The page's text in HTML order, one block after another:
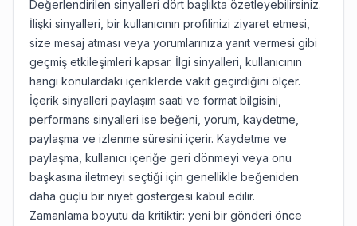
Değerlendirilen sinyalleri dört başlıkta özetleyebilirsiniz.
İlişki sinyalleri, bir kullanıcının profilinizi ziyaret etmesi,
size mesaj atması veya yorumlarınıza yanıt vermesi gibi
geçmiş etkileşimleri kapsar. İlgi sinyalleri, kullanıcının
hangi konulardaki içeriklerde vakit geçirdiğini ölçer.
İçerik sinyalleri paylaşım saati ve format bilgisini,
performans sinyalleri ise beğeni, yorum, kaydetme,
paylaşma ve izlenme süresini içerir. Kaydetme ve
paylaşma, kullanıcı içeriğe geri dönmeyi veya onu
başkasına iletmeyi seçtiği için genellikle beğeniden
daha güçlü bir niyet göstergesi kabul edilir.
Zamanlama boyutu da kritiktir: yeni bir gönderi önce